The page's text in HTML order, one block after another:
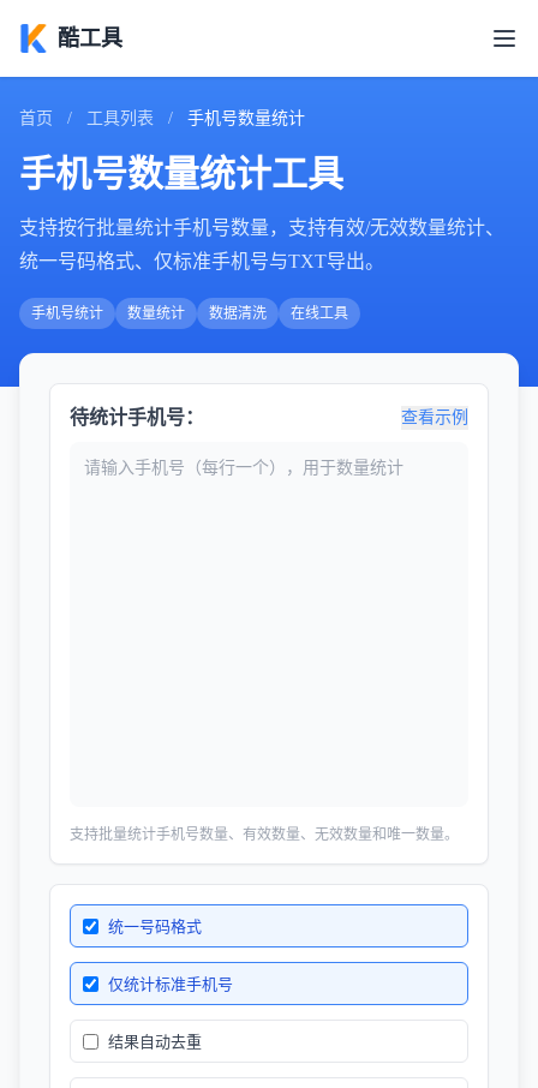
酷工具
首页 / 工具列表 / 手机号数量统计
手机号数量统计工具
支持按行批量统计手机号数量，支持有效/无效数量统计、
统一号码格式、仅标准手机号与TXT导出。
手机号统计 数量统计 数据清洗 在线工具
待统计手机号： 查看示例
支持批量统计手机号数量、有效数量、无效数量和唯一数量。
统一号码格式
仅统计标准手机号
结果自动去重